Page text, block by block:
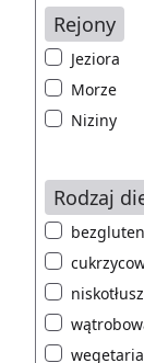
Rejony
Jeziora
Morze
Niziny
Rodzaj